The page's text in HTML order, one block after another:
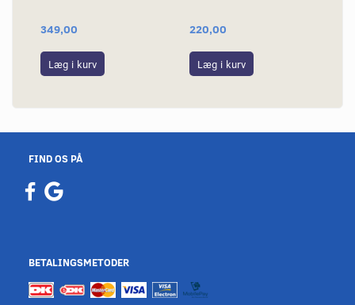
349,00
Læg i kurv
220,00
Læg i kurv
FIND OS PÅ
BETALINGSMETODER